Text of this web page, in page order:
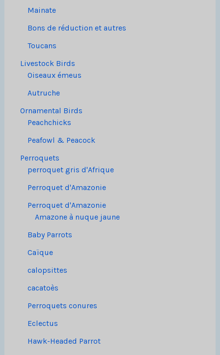
Mainate
Bons de réduction et autres
Toucans
Livestock Birds
Oiseaux émeus
Autruche
Ornamental Birds
Peachchicks
Peafowl & Peacock
Perroquets
perroquet gris d'Afrique
Perroquet d'Amazonie
Perroquet d'Amazonie
Amazone à nuque jaune
Baby Parrots
Caïque
calopsittes
cacatoès
Perroquets conures
Eclectus
Hawk-Headed Parrot